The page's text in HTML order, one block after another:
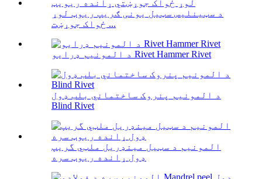
د سټینلیس سټیل یونی ګریپ ریوټ لوړ
ځواک جوړښت ...
د المونیم ډرایو Rivet Hammer Rivet
د المونیم پنروک ساختماني بلب ډول
Blind Rivet
المونیم د سټیل مینډریل ملټي گریپ
ډول ړانده ریوټ سره